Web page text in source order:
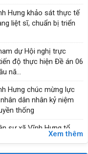
Hưng khảo sát thực tế
liệt sĩ, chuẩn bị triển
dự Hội nghị trực
độ thực hiện Đề án 06
nă...
Hưng chúc mừng lực
dân nhân kỷ niệm
thống
sự xã Vĩnh Hưng tổ
bàn giao “Nhà tình
Xem thêm